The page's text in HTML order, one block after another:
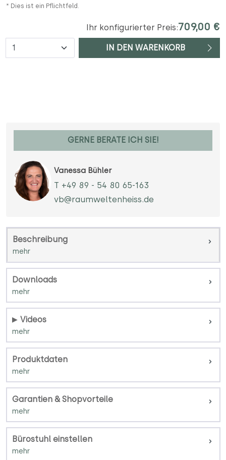
* Dies ist ein Pflichtfeld.
Ihr konfigurierter Preis:709,00 €
Anzahl IN DEN WARENKORB
GERNE BERATE ICH SIE!
Vanessa Bühler
T +49 89 - 54 80 65-163
vb@raumweltenheiss.de
Beschreibung
Downloads
Videos
Produktdaten
Garantien & Shopvorteile
Bürostuhl einstellen